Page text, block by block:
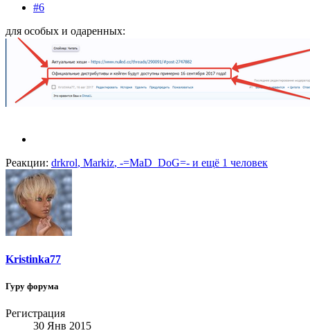
#6
для особых и одаренных:
Реакции: drkrol, Markiz, -=MaD_DoG=- и ещё 1 человек
Kristinka77
Гуру форума
Регистрация
30 Янв 2015